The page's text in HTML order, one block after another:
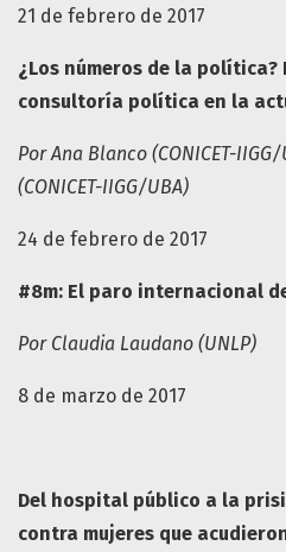
21 de febrero
¿Los números de la política?
consultoría política en la
Por Ana Blanco (CONICET-
(CONICET-IIGG/UBA)
24 de febrero de
#8m: El paro internacional
Por Claudia Laudano (UNLP)
8 de marzo de 2017
Del hospital público a la
contra mujeres que